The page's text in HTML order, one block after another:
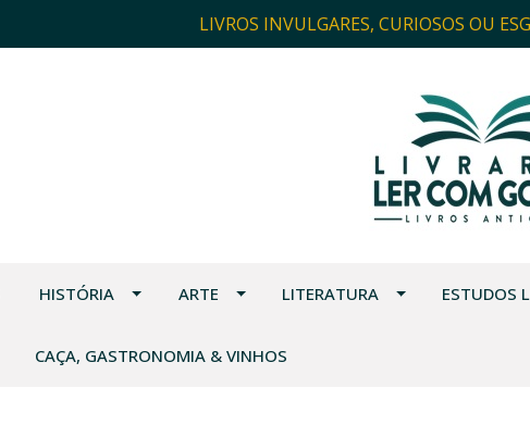
LIVROS INVULGARES, CURIOSOS OU
HISTÓRIA ARTE LITERATURA ESTUDOS
CAÇA, GASTRONOMIA & VINHOS